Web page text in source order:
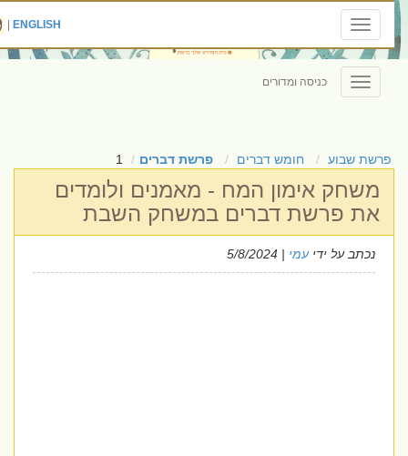
Toggle
navigation
ENGLISH
|
Toggle
navigation
כניסה ומדורים
פרשת שבוע חומש דברים פרשת דברים 1
משחק אימון המח - מאמנים ולומדים
את פרשת דברים במשחק השבת
נכתב על ידיעמי| 5/8/2024